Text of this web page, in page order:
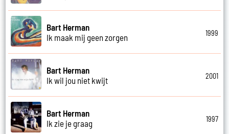
Bart Herman
Ik maak mij geen zorgen
1999
Bart Herman
Ik wil jou niet kwijt
2001
Bart Herman
Ik zie je graag
1997